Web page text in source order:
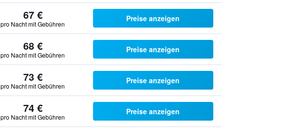
67 €
pro Nacht mit Gebühren
Preise anzeigen
68 €
pro Nacht mit Gebühren
Preise anzeigen
73 €
pro Nacht mit Gebühren
Preise anzeigen
74 €
pro Nacht mit Gebühren
Preise anzeigen